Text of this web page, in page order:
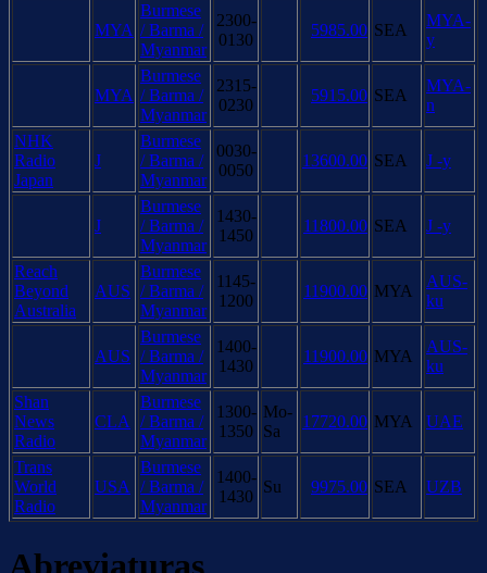
MYA
Burmese
/ Barma /
Myanmar
2300-
0130
5985.00 SEA
MYA-
y
MYA
Burmese
/ Barma /
Myanmar
2315-
0230
5915.00 SEA
MYA-
n
NHK
Radio
Japan
J
Burmese
/ Barma /
Myanmar
0030-
0050
13600.00 SEA J -y
J
Burmese
/ Barma /
Myanmar
1430-
1450
11800.00 SEA J -y
Reach
Beyond
Australia
AUS
Burmese
/ Barma /
Myanmar
1145-
1200
11900.00 MYA
AUS-
ku
AUS
Burmese
/ Barma /
Myanmar
1400-
1430
11900.00 MYA
AUS-
ku
Shan
News
Radio
CLA
Burmese
/ Barma /
Myanmar
1300-
1350
Mo-
Sa
17720.00 MYA UAE
Trans
World
Radio
USA
Burmese
/ Barma /
Myanmar
1400-
1430
Su 9975.00 SEA UZB
Abreviaturas